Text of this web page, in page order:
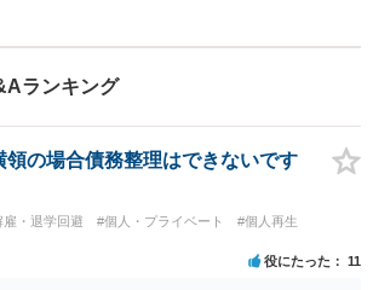
護士に話を聞いてもらうこと
つかむことができるかもしれ
ません。
ランキング
領の場合債務整理はできないです
・退学回避 #個人・プライベート
#個人再生
役にたった 11